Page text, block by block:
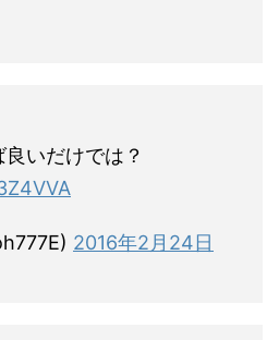
いだけでは？
2016年2月24日